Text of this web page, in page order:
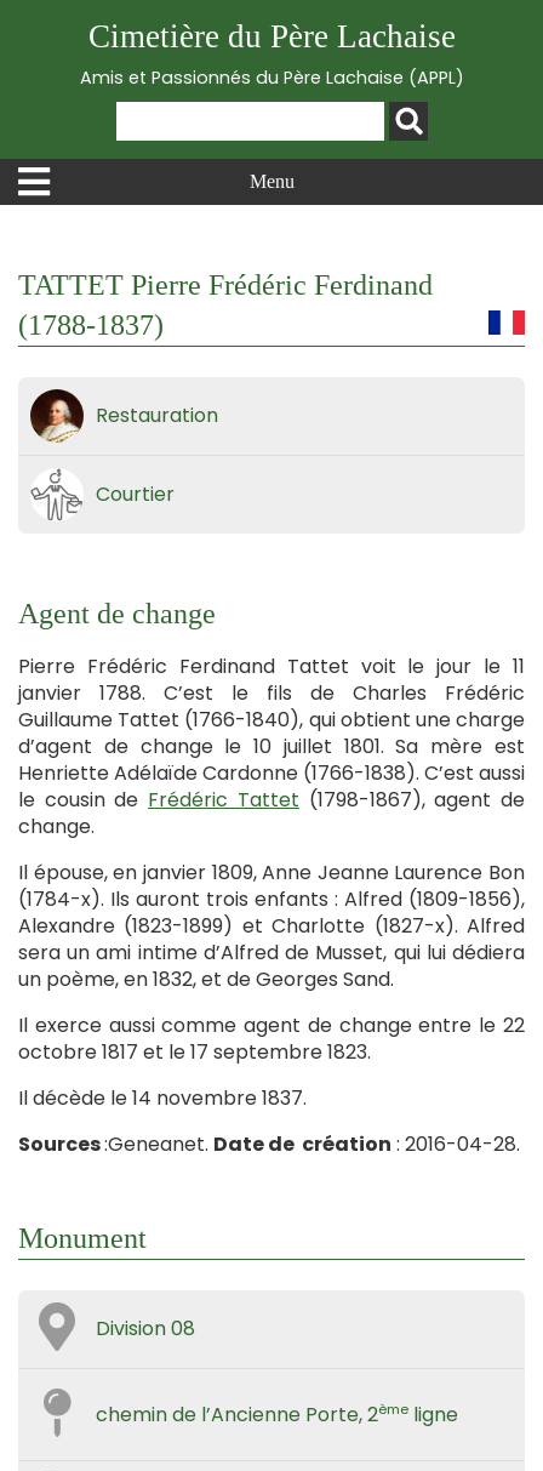
Cimetière du Père Lachaise
Amis et Passionnés du Père Lachaise (APPL)
Menu
TATTET Pierre Frédéric Ferdinand
(1788-1837)
Restauration
Courtier
Agent de change
Pierre Frédéric Ferdinand Tattet voit le jour le 11
janvier 1788. C’est le fils de Charles Frédéric
Guillaume Tattet (1766-1840), qui obtient une charge
d’agent de change le 10 juillet 1801. Sa mère est
Henriette Adélaïde Cardonne (1766-1838). C’est aussi
le cousin de Frédéric Tattet (1798-1867), agent de
change.
Il épouse, en janvier 1809, Anne Jeanne Laurence Bon
(1784-x). Ils auront trois enfants : Alfred (1809-1856),
Alexandre (1823-1899) et Charlotte (1827-x). Alfred
sera un ami intime d’Alfred de Musset, qui lui dédiera
un poème, en 1832, et de Georges Sand.
Il exerce aussi comme agent de change entre le 22
octobre 1817 et le 17 septembre 1823.
Il décède le 14 novembre 1837.
Sources:Geneanet. Date de création : 2016-04-28.
Monument
Division 08
chemin de l’Ancienne Porte, 2ème ligne